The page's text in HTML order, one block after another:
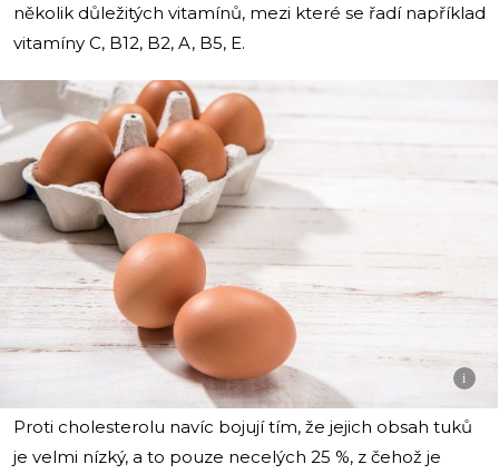
několik důležitých vitamínů, mezi které se řadí například
vitamíny C, B12, B2, A, B5, E.
i
Proti cholesterolu navíc bojují tím, že jejich obsah tuků
je velmi nízký, a to pouze necelých 25 %, z čehož je